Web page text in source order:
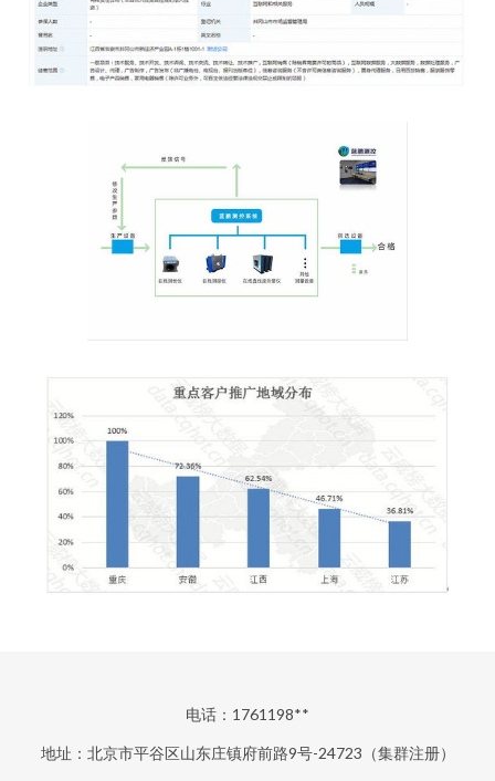
电话：1761198**
地址：北京市平谷区山东庄镇府前路9号-24723（集群注册）